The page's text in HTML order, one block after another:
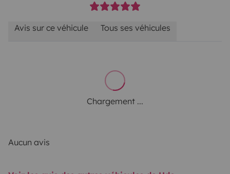
Avis sur ce véhicule Tous ses véhicules
Chargement ...
Aucun avis